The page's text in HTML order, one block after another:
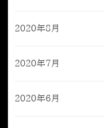
2020年8月
2020年7月
2020年6月